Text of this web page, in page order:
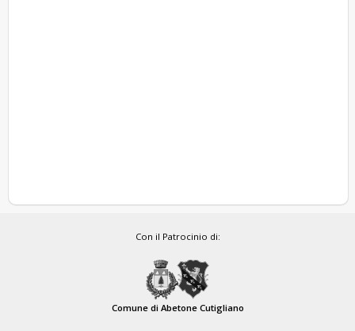
Con il Patrocinio di:
Comune di Abetone Cutigliano